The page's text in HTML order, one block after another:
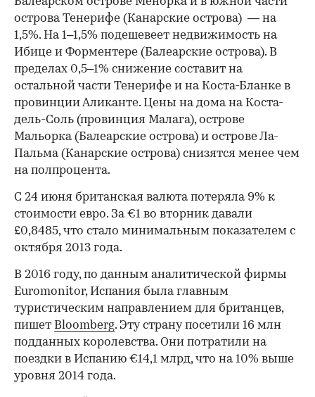
острова Тенерифе (Канарские острова) — на
1,5%. На 1–1,5% подешевеет недвижимость на
Ибице и Форментере (Балеарские острова). В
пределах 0,5–1% снижение составит на
остальной части Тенерифе и на Коста-Бланке в
провинции Аликанте. Цены на дома на Коста-
дель-Соль (провинция Малага), острове
Мальорка (Балеарские острова) и острове Ла-
Пальма (Канарские острова) снизятся менее чем
на полпроцента.
С 24 июня британская валюта потеряла 9% к
стоимости евро. За €1 во вторник давали
£0,8485, что стало минимальным показателем с
октября 2013 года.
В 2016 году, по данным аналитической фирмы
Euromonitor, Испания была ​главным
туристическим направлением для британцев,
пишет Bloomberg. Эту страну посетили 16 млн
подданных королевства. Они потратили на
поездки в Испанию €14,1 млрд, что на 10% выше
уровня 2014 года.